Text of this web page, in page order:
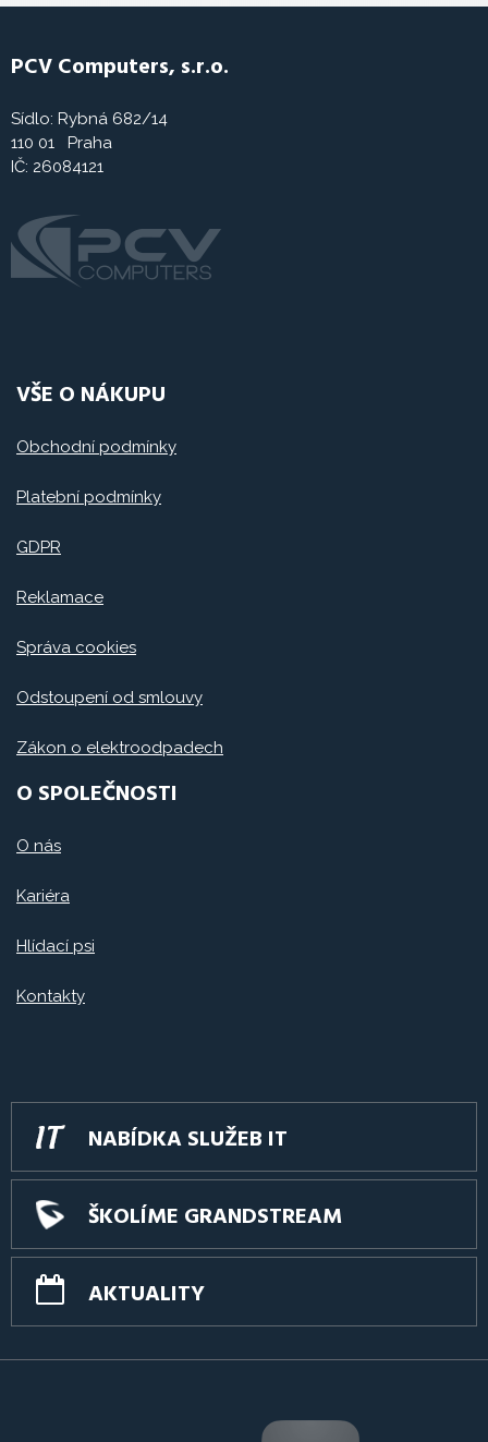
PCV Computers, s.r.o.
Sídlo: Rybná 682/14
110 01 Praha
IČ: 26084121
VŠE O NÁKUPU
Obchodní podmínky
Platební podmínky
GDPR
Reklamace
Správa cookies
Odstoupení od smlouvy
Zákon o elektroodpadech
O SPOLEČNOSTI
O nás
Kariéra
Hlídací psi
Kontakty
NABÍDKA SLUŽEB IT
ŠKOLÍME GRANDSTREAM
AKTUALITY